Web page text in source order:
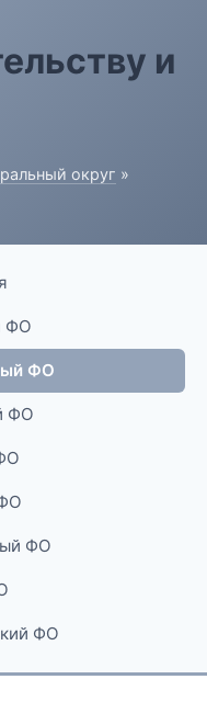
и
округ »
ФО
ФО
ФО
ФО
ФО